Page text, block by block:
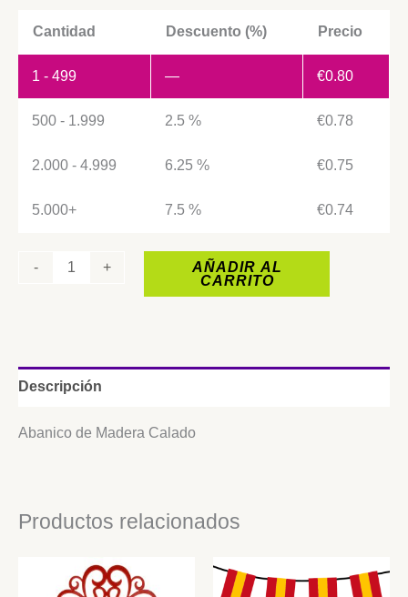
Cantidad Descuento (%) Precio
1 - 499 — €0.80
500 - 1.999 2.5 % €0.78
2.000 - 4.999 6.25 % €0.75
5.000+ 7.5 % €0.74
- +
AÑADIR AL
CARRITO
Descripción
Abanico de Madera Calado
Productos relacionados